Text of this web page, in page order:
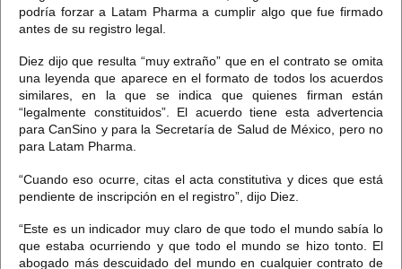
podría forzar a Latam Pharma a cumplir algo que fue firmado
antes de su registro legal.
Diez dijo que resulta “muy extraño” queen el contrato se omita
una leyenda que aparece en el formato de todos los acuerdos
similares, en la que se indica que quienes firman están
“legalmente constituidos”. El acuerdo tiene esta advertencia
para CanSino y para la Secretaría de Salud de México, pero no
para Latam Pharma.
“Cuando eso ocurre, citas el acta constitutiva y dices que está
pendiente de inscripción en el registro”, dijo Diez.
“Este es un indicador muy claro de que todo el mundo sabía lo
que estaba ocurriendo y que todo el mundo se hizo tonto. El
abogado más descuidado del mundo en cualquier contrato de